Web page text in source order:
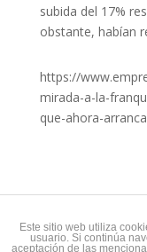
subida del 17%
obstante, habían
https://
mirada-a-la-
que-ahora-
Este sitio web utiliza
usuario. Si continúa
aceptación de las